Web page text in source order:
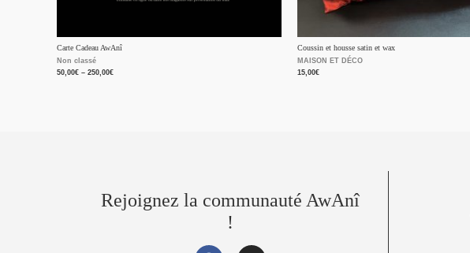
Carte Cadeau AwAnî
Non classé
50,00€ – 250,00€
Coussin et housse satin et wax
MAISON ET DÉCO
15,00€
Rejoignez la communauté AwAnî
!